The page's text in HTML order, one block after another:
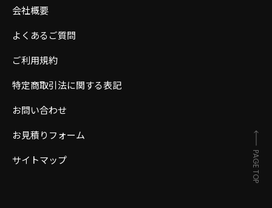
会社概要
よくあるご質問
ご利用規約
特定商取引法に関する表記
お問い合わせ
お見積りフォーム
サイトマップ
PAGE TOP